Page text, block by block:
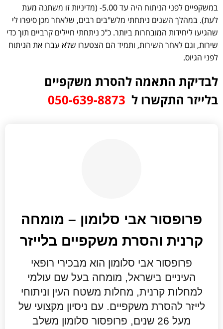
במשקפיים לפני הניתוח היה עד 5.00- (מדיניות זו משתנה מעת
לעת). במהלך השנים ניתחתי מלש"בים רבים, שלאחר מכן סיפרו לי
שהגיעו ליחידות המובחרות ביותר. כ"כ ניתחתי חיילים קרביים תוך כדי
שירות, וגם לאחר השירות, ותמיד הם הצטערו שלא עברו את הניתוח
לפני הגיוס.
לבדיקת התאמה להסרת משקפיים
בלייזר התקשרו ל 050-639-8873⁩
פרופסור אבי סלומון – מומחה
קרנית והסרת משקפיים בלייזר
פרופסור אבי סלומון הוא מבכירי רופאי
העיניים בישראל, מומחה בעל שם עולמי
למחלות קרנית, מחלות משטח העין וניתוחי
לייזר להסרת משקפיים. עם ניסיון מקצועי של
מעל 26 שנים, פרופסור סלומון משלב